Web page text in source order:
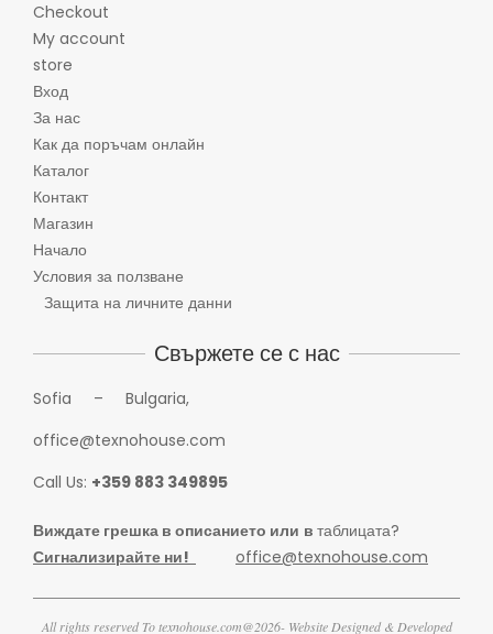
Checkout
My account
store
Вход
За нас
Как да поръчам онлайн
Каталог
Контакт
Магазин
Начало
Условия за ползване
Защита на личните данни
Свържете се с нас
Sofia – Bulgaria,
office@texnohouse.com
Call Us: +359 883 349895
Виждате грешка в описанието или в таблицата?
Сигнализирайте ни!
office@texnohouse.com
All rights reserved To texnohouse.com@2026- Website Designed & Developed